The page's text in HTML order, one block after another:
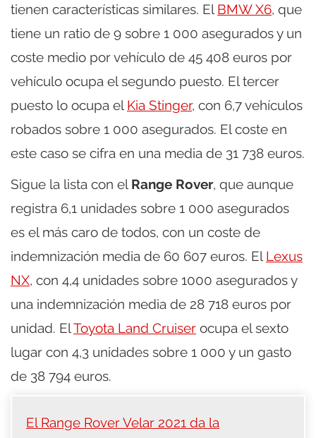
tienen características similares. El BMW X6, que
tiene un ratio de 9 sobre 1 000 asegurados y un
coste medio por vehículo de 45 408 euros por
vehículo ocupa el segundo puesto. El tercer
puesto lo ocupa el Kia Stinger, con 6,7 vehículos
robados sobre 1 000 asegurados. El coste en
este caso se cifra en una media de 31 738 euros.
Sigue la lista con el Range Rover, que aunque
registra 6,1 unidades sobre 1 000 asegurados
es el más caro de todos, con un coste de
indemnización media de 60 607 euros. El Lexus
NX, con 4,4 unidades sobre 1000 asegurados y
una indemnización media de 28 718 euros por
unidad. ElToyota Land Cruiser ocupa el sexto
lugar con 4,3 unidades sobre 1 000 y un gasto
de 38 794 euros.
El Range Rover Velar 2021 da la